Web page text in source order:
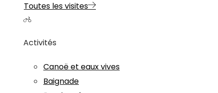
Toutes les visites
Activités
Canoë et eaux vives
Baignade